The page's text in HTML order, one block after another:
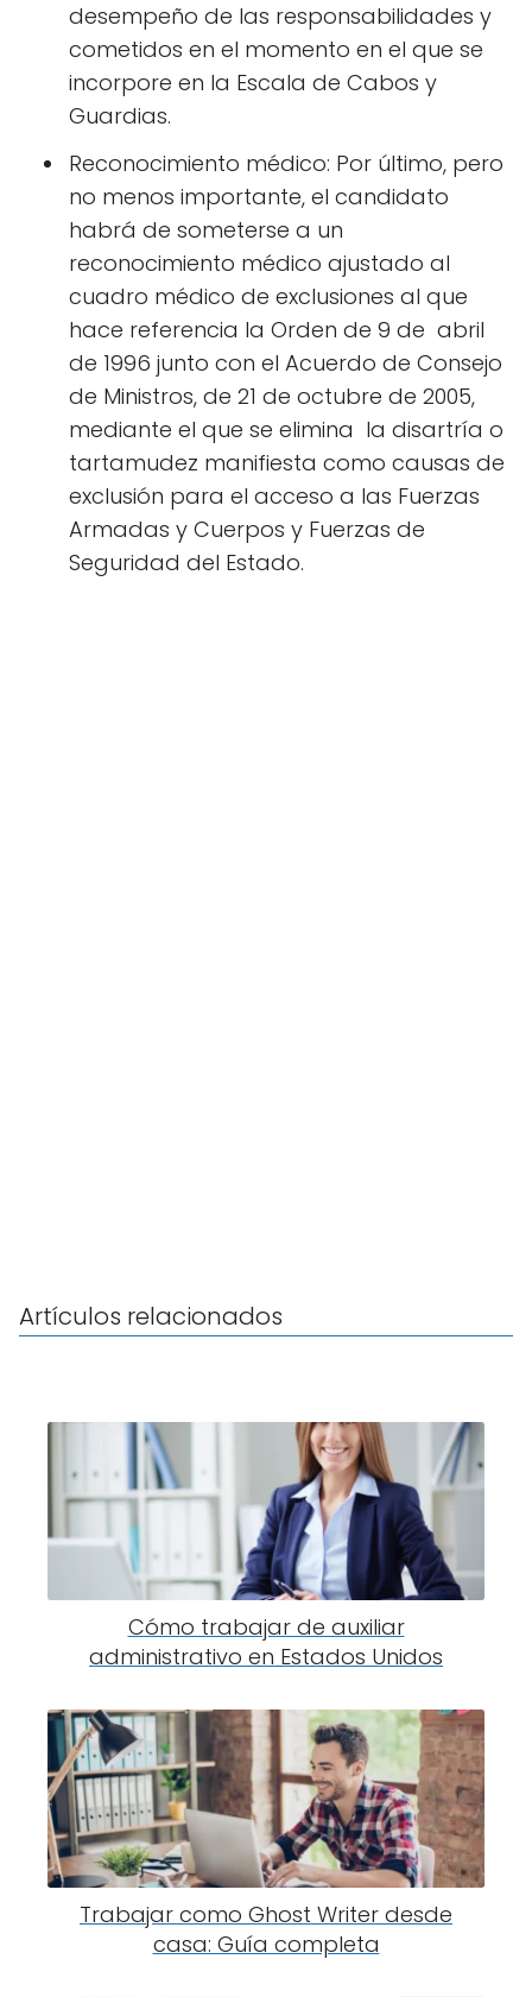
desempeño de las responsabilidades y
cometidos en el momento en el que se
incorpore en la Escala de Cabos y
Guardias.
Reconocimiento médico: Por último, pero
no menos importante, el candidato
habrá de someterse a un
reconocimiento médico ajustado al
cuadro médico de exclusiones al que
hace referencia la Orden de 9 de abril
de 1996 junto con el Acuerdo de Consejo
de Ministros, de 21 de octubre de 2005,
mediante el que se elimina la disartría o
tartamudez manifiesta como causas de
exclusión para el acceso a las Fuerzas
Armadas y Cuerpos y Fuerzas de
Seguridad del Estado.
Artículos relacionados
Cómo trabajar de auxiliar
administrativo en Estados Unidos
Trabajar como Ghost Writer desde
casa: Guía completa